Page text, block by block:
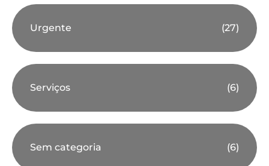
Urgente (27)
Serviços (6)
Sem categoria (6)